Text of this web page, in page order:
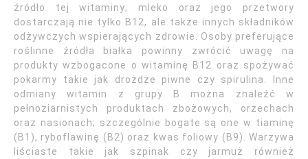
źródło tej witaminy; mleko oraz jego przetwory
dostarczają nie tylko B12, ale także innych składników
odżywczych wspierających zdrowie. Osoby preferujące
roślinne źródła białka powinny zwrócić uwagę na
produkty wzbogacone o witaminę B12 oraz spożywać
pokarmy takie jak drożdże piwne czy spirulina. Inne
odmiany witamin z grupy B można znaleźć w
pełnoziarnistych produktach zbożowych, orzechach
oraz nasionach; szczególnie bogate są one w tiaminę
(B1), ryboflawinę (B2) oraz kwas foliowy (B9). Warzywa
liściaste takie jak szpinak czy jarmuż również